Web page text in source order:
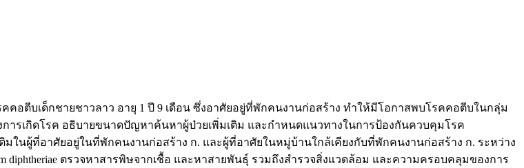
คอตีบเด็กชายชาวลาว อายุ 1 ปี 9 เดือน ซึ่งอาศัยอยู่ที่พักคนงานก่อสร้าง ทำให้มีโอกาสพบโรคคอตีบในกลุ่ม
ารเกิดโรค อธิบายขนาดปัญหาค้นหาผู้ป่วยเพิ่มเติม และกำหนดแนวทางในการป้องกันควบคุมโรค
ในผู้ที่อาศัยอยู่ในที่พักคนงานก่อสร้าง ก. และผู้ที่อาศัยในหมู่บ้านใกล้เคียงกับที่พักคนงานก่อสร้าง ก. ระหว่าง
diphtheriae ตรวจหาสารพิษจากเชื้อ และหาสายพันธุ์ รวมถึงสำรวจสิ่งแวดล้อม และความครอบคลุมของการ